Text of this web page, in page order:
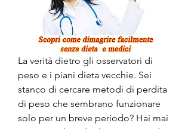
La verità dietro gli osservatori di
peso e i piani dieta vecchie. Sei
stanco di cercare metodi di perdita
di peso che sembrano funzionare
solo per un breve periodo? Hai mai